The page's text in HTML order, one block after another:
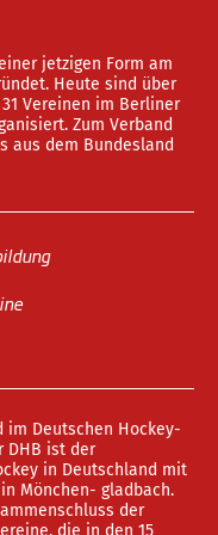
jetzigen Form am
Heute sind über
Vereinen im Berliner
Zum Verband
aus dem Bundesland
im Deutschen Hockey-
DHB ist der
in Deutschland mit
Mönchen- gladbach.
der
die in den 15